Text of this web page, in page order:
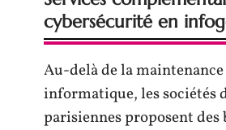
cybersécurité en
Au-delà de la
informatique, les sociétés
parisiennes proposent des